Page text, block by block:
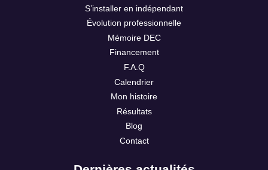
S’installer en indépendant
Évolution professionnelle
Mémoire DEC
Financement
F.A.Q
Calendrier
Mon histoire
Résultats
Blog
Contact